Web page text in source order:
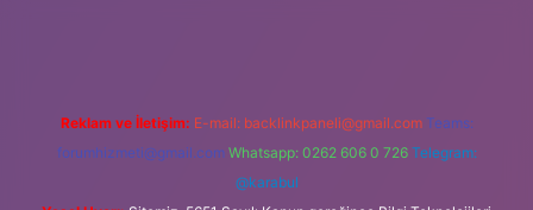
Reklam ve İletişim: E-mail: backlinkpaneli@gmail.com Teams:
forumhizmeti@gmail.com Whatsapp: 0262 606 0 726 Telegram:
@karabul